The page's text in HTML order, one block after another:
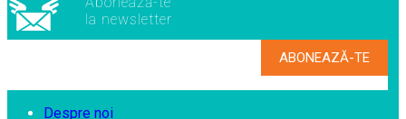
la newsletter
Despre noi